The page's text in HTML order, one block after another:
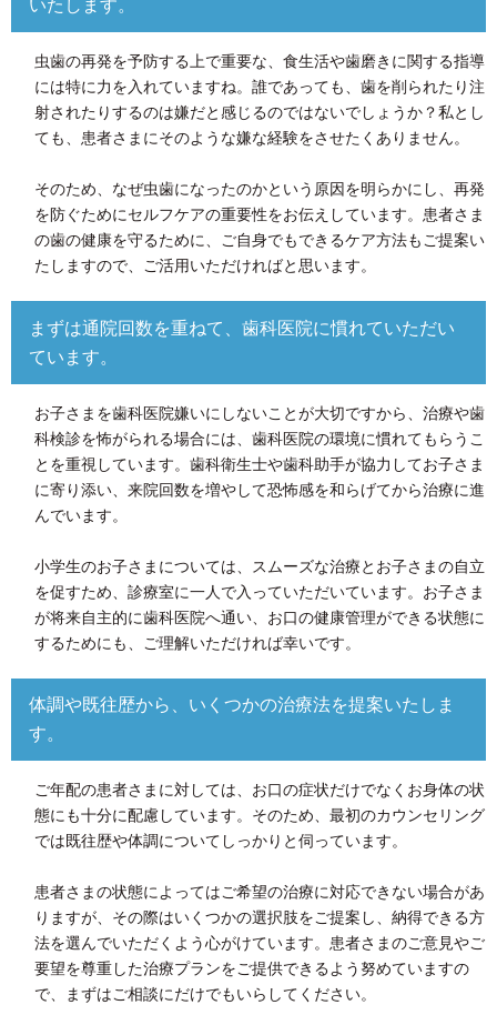
いたします。
虫歯の再発を予防する上で重要な、食生活や歯磨きに関する指導
には特に力を入れていますね。誰であっても、歯を削られたり注
射されたりするのは嫌だと感じるのではないでしょうか？私とし
ても、患者さまにそのような嫌な経験をさせたくありません。
そのため、なぜ虫歯になったのかという原因を明らかにし、再発
を防ぐためにセルフケアの重要性をお伝えしています。患者さま
の歯の健康を守るために、ご自身でもできるケア方法もご提案い
たしますので、ご活用いただければと思います。
まずは通院回数を重ねて、歯科医院に慣れていただい
ています。
お子さまを歯科医院嫌いにしないことが大切ですから、治療や歯
科検診を怖がられる場合には、歯科医院の環境に慣れてもらうこ
とを重視しています。歯科衛生士や歯科助手が協力してお子さま
に寄り添い、来院回数を増やして恐怖感を和らげてから治療に進
んでいます。
小学生のお子さまについては、スムーズな治療とお子さまの自立
を促すため、診療室に一人で入っていただいています。お子さま
が将来自主的に歯科医院へ通い、お口の健康管理ができる状態に
するためにも、ご理解いただければ幸いです。
体調や既往歴から、いくつかの治療法を提案いたしま
す。
ご年配の患者さまに対しては、お口の症状だけでなくお身体の状
態にも十分に配慮しています。そのため、最初のカウンセリング
では既往歴や体調についてしっかりと伺っています。
患者さまの状態によってはご希望の治療に対応できない場合があ
りますが、その際はいくつかの選択肢をご提案し、納得できる方
法を選んでいただくよう心がけています。患者さまのご意見やご
要望を尊重した治療プランをご提供できるよう努めていますの
で、まずはご相談にだけでもいらしてください。